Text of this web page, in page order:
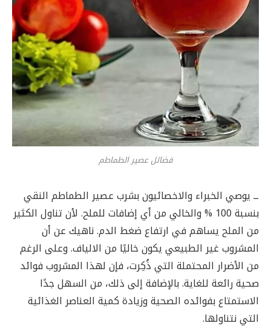
فضائل عصير الطماطم
ــ يوصي الخبراء والاخصائيون بشرب عصير الطماطم النقي
بنسبة 100 % والخالي من أي إضافات للملح. لأن تناول الكثير
من الملح يساهم في ارتفاع ضغط الدم. ناهيك عن أن
المشروب غير الطبيعي يكون خاليًا من الالياف. وعلى الرغم
من الأضرار المحتملة التي ذُكِرت، فإن لهذا المشروب فوائد
صحية رائعة للغاية. بالإضافة إلى ذلك، من السهل جدًا
الاستمتاع بفوائده الصحية وزيادة كمية العناصر الغذائية
التي نتناولها.